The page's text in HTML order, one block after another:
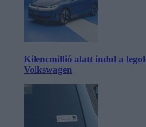
Kilencmillió alatt indul a
Volkswagen